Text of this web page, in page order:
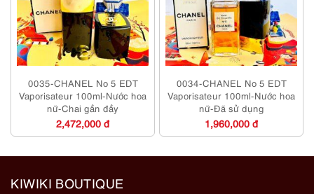
0035-CHANEL No 5 EDT
Vaporisateur 100ml-Nước hoa
nữ-Chai gần đầy
2,472,000 đ
0034-CHANEL No 5 EDT
Vaporisateur 100ml-Nước hoa
nữ-Đã sử dụng
1,960,000 đ
KIWIKI BOUTIQUE